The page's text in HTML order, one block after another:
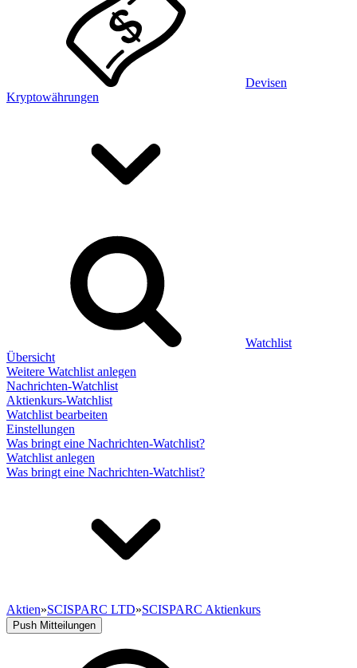
Devisen
Kryptowährungen
Watchlist
Übersicht
Weitere Watchlist anlegen
Nachrichten-Watchlist
Aktienkurs-Watchlist
Watchlist bearbeiten
Einstellungen
Was bringt eine Nachrichten-Watchlist?
Watchlist anlegen
Was bringt eine Nachrichten-Watchlist?
Aktien»SCISPARC LTD»SCISPARC Aktienkurs
Push Mitteilungen